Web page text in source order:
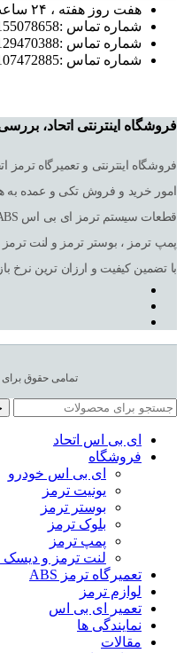
هفت روز هفته ، ۲۴ ساعت شبانه‌روز پاسخگوی شما هستیم
شماره تماس :02155078658|
شماره تماس :09129470388|
شماره تماس :09107472885|
فروشگاه اینترنتی اتحاد،
فروشگاه اینترنتی و تعمیرگاه ترمز
امور خرید و فروش تکی و عمده به
پمپ ترمز ، بوستر ترمز و لنت ترمز
با تضمین کیفیت و ارزان ترین نرخ
تمامی حقوق
ای بی اس اتحاد
فروشگاه
ای بی اس خودرو
یونیت ترمز
بوستر ترمز
بلوک ترمز
پمپ ترمز
لنت ترمز و
تعمیرگاه ترمز ABS
لوازم ترمز
تعمیر ای بی اس
نمایندگی ها
مقالات